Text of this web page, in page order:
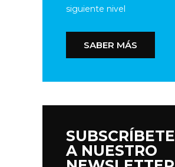
siguiente nivel
SABER MÁS
SUBSCRÍBETE
A NUESTRO